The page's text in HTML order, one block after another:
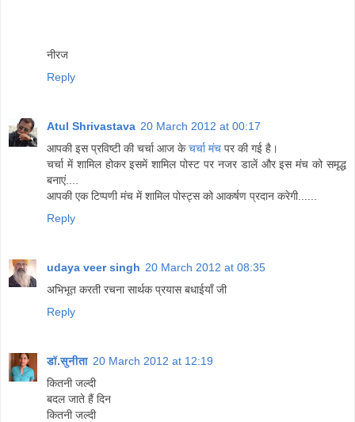
नीरज
Reply
Atul Shrivastava 20 March 2012 at 00:17
आपकी इस प्रविष्टी की चर्चा आज केचर्चा मंच पर की गई है।
चर्चा में शामिल होकर इसमें शामिल पोस्ट पर नजर डालें और इस मंच को समृद्ध
बनाएं....
आपकी एक टिप्‍पणी मंच में शामिल पोस्ट्स को आकर्षण प्रदान करेगी......
Reply
udaya veer singh 20 March 2012 at 08:35
अभिभूत करती रचना सार्थक प्रयास बधाईयाँ जी
Reply
डॉ.सुनीता 20 March 2012 at 12:19
कितनी जल्दी
बदल जाते हैं दिन
कितनी जल्दी